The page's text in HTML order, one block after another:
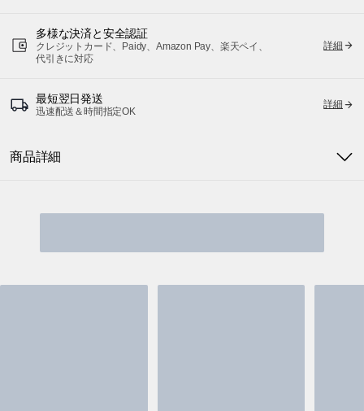
多様な決済と安全認証
クレジットカード、Paidy、Amazon Pay、楽天ペイ、
代引きに対応
詳細
最短翌日発送
迅速配送＆時間指定OK
詳細
商品詳細